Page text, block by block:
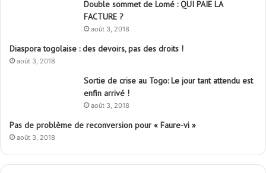
Double sommet de Lomé : QUI PAIE LA
FACTURE ?
août 3, 2018
Diaspora togolaise : des devoirs, pas des droits !
août 3, 2018
Sortie de crise au Togo: Le jour tant attendu est
enfin arrivé !
août 3, 2018
Pas de problème de reconversion pour « Faure-vi »
août 3, 2018